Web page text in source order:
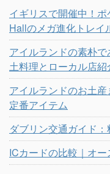
イギリスで開催中！
Hallのメガ進化トレイ
アイルランドの素朴
土料理とローカル店紹
アイルランドのお土
定番アイテム
ダブリン交通ガイド
ICカードの比較｜オ